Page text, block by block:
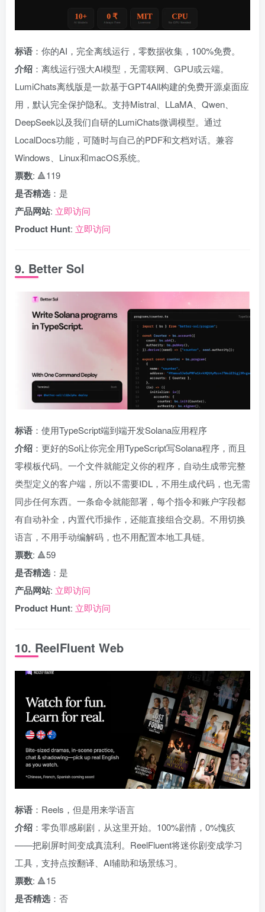
标语 ：你的AI，完全离线运行，零数据收集，100%免费。
介绍 ：离线运行强大AI模型，无需联网、GPU或云端。
LumiChats离线版是一款基于GPT4All构建的免费开源桌面应
用，默认完全保护隐私。支持Mistral、LLaMA、Qwen、
DeepSeek以及我们自研的LumiChats微调模型。通过
LocalDocs功能，可随时与自己的PDF和文档对话。兼容
Windows、Linux和macOS系统。
票数: 🔺119
是否精选 ：是
产品网站: 立即访问
Product Hunt: 立即访问
9. Better Sol
标语 ：使用TypeScript端到端开发Solana应用程序
介绍 ：更好的Sol让你完全用TypeScript写Solana程序，而且
零模板代码。一个文件就能定义你的程序，自动生成带完整
类型定义的客户端，所以不需要IDL，不用生成代码，也无需
同步任何东西。一条命令就能部署，每个指令和账户字段都
有自动补全，内置代币操作，还能直接组合交易。不用切换
语言，不用手动编解码，也不用配置本地工具链。
票数: 🔺59
是否精选 ：是
产品网站: 立即访问
Product Hunt: 立即访问
10. ReelFluent Web
标语 ：Reels，但是用来学语言
介绍 ：零负罪感刷剧，从这里开始。100%剧情，0%愧疚
——把刷屏时间变成真流利。ReelFluent将迷你剧变成学习
工具，支持点按翻译、AI辅助和场景练习。
票数: 🔺15
是否精选 ：否